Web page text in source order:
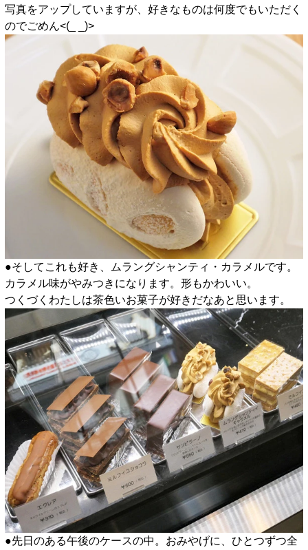
写真をアップしていますが、好きなものは何度でもいただく
のでごめん<(_ _)>
●そしてこれも好き、ムラングシャンティ・カラメルです。
カラメル味がやみつきになります。形もかわいい。
つくづくわたしは茶色いお菓子が好きだなあと思います。
●先日のある午後のケースの中。おみやげに、ひとつずつ全